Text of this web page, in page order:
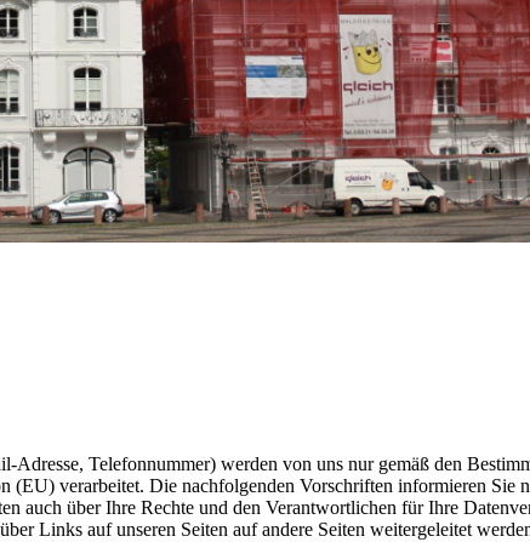
Telefonnummer) werden von uns nur gemäß den
(EU) verarbeitet. Die nachfolgenden Vorschriften informieren Sie
auch über Ihre Rechte und den Verantwortlichen für Ihre
Links auf unseren Seiten auf andere Seiten weitergeleitet